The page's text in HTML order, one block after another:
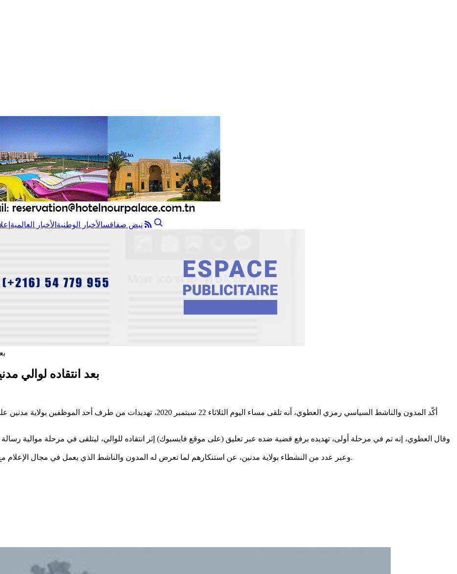
نبض صفاقسالأخبار الوطنية الأخبار العالمية
بعد انتقاده لوالي
أكّد المدون والناشط السياسي رمزي العطوي، أنه تلقى مساء اليوم الثلاثاء 22 سبتمبر
وقال العطوي، إنه تم في مرحلة أولى، تهديده برفع قضية ضده عبر تعليق (على موقع فايسبوك) إثر انتقاده للوالي، ليتلقى في مرحلة موالية
وعبر عدد من النشطاء بولاية مدنين، عن استنكارهم لما تعرض له المدون والناشط الذي يعمل في مجال الإعلام مع صحيفة خليجية، وطالبوا الوالي توضيح ما بدر من أحد موظفيه.